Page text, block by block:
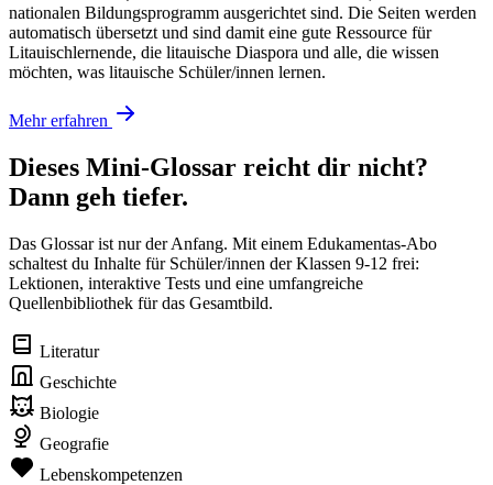
nationalen Bildungsprogramm ausgerichtet sind. Die Seiten werden
automatisch übersetzt und sind damit eine gute Ressource für
Litauischlernende, die litauische Diaspora und alle, die wissen
möchten, was litauische Schüler/innen lernen.
Mehr erfahren
Dieses Mini-Glossar reicht dir nicht?
Dann geh tiefer.
Das Glossar ist nur der Anfang. Mit einem Edukamentas-Abo
schaltest du Inhalte für Schüler/innen der Klassen 9-12 frei:
Lektionen, interaktive Tests und eine umfangreiche
Quellenbibliothek für das Gesamtbild.
Literatur
Geschichte
Biologie
Geografie
Lebenskompetenzen